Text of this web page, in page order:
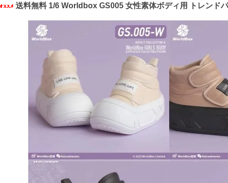
送料無料 1/6 Worldbox GS005 女性素体ボディ用 トレンド